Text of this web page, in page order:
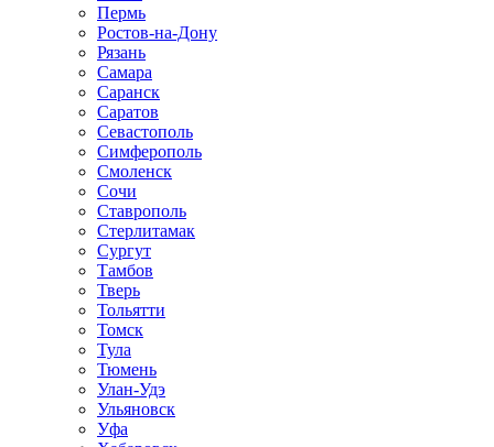
Пермь
Ростов-на-Дону
Рязань
Самара
Саранск
Саратов
Севастополь
Симферополь
Смоленск
Сочи
Ставрополь
Стерлитамак
Сургут
Тамбов
Тверь
Тольятти
Томск
Тула
Тюмень
Улан-Удэ
Ульяновск
Уфа